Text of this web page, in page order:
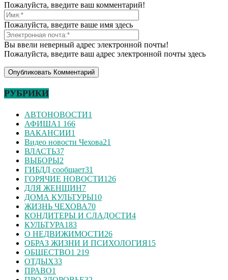
Пожалуйста, введите ваш комментарий!
Пожалуйста, введите ваше имя здесь
Вы ввели неверный адрес электронной почты!
Пожалуйста, введите ваш адрес электронной почты здесь
РУБРИКИ
АВТОНОВОСТИ1
АФИША1 166
ВАКАНСИИ1
Видео новости Чехова21
ВЛАСТЬ37
ВЫБОРЫ2
ГИБДД сообщает31
ГОРЯЧИЕ НОВОСТИ126
ДЛЯ ЖЕНЩИН7
ДОМА КУЛЬТУРЫ10
ЖИЗНЬ ЧЕХОВА70
КОНДИТЕРЫ И СЛАДОСТИ4
КУЛЬТУРА183
О НЕДВИЖИМОСТИ26
ОБРАЗ ЖИЗНИ И ПСИХОЛОГИЯ15
ОБЩЕСТВО1 219
ОТДЫХ33
ПРАВО1